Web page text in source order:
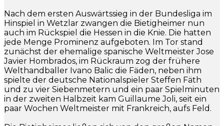
Nach dem ersten Auswärtssieg in der Bundesliga im
Hinspiel in Wetzlar zwangen die Bietigheimer nun
auch im Rückspiel die Hessen in die Knie. Die hatten
jede Menge Prominenz aufgeboten. Im Tor stand
zunächst der ehemalige spanische Weltmeister Jose
Javier Hombrados, im Rückraum zog der frühere
Welthandballer Ivano Balic die Fäden, neben ihm
spielte der deutsche Nationalspieler Steffen Fäth
und zu vier Siebenmetern und ein paar Spielminuten
in der zweiten Halbzeit kam Guillaume Joli, seit ein
paar Wochen Weltmeister mit Frankreich, aufs Feld.